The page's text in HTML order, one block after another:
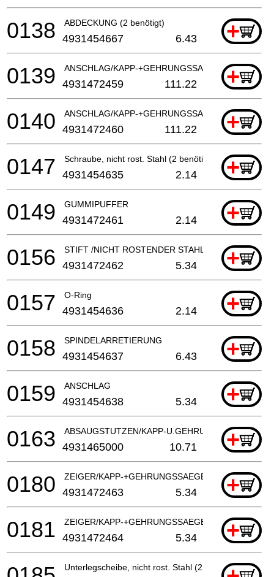
ABDECKUNG (2 benötigt) +
0138 4931454667 6.43
ANSCHLAG/KAPP-+GEHRUNGSSAEGE +
0139 4931472459 111.22
ANSCHLAG/KAPP-+GEHRUNGSSAEGE +
0140 4931472460 111.22
Schraube, nicht rost. Stahl (2 benötigt) +
0147 4931454635 2.14
GUMMIPUFFER +
0149 4931472461 2.14
STIFT /NICHT ROSTENDER STAHL +
0156 4931472462 5.34
O-Ring +
0157 4931454636 2.14
SPINDELARRETIERUNG +
0158 4931454637 6.43
ANSCHLAG +
0159 4931454638 5.34
ABSAUGSTUTZEN/KAPP-U.GEHRUNGSSAeGE
+
0163 4931465000 10.71
ZEIGER/KAPP-+GEHRUNGSSAEGE +
0180 4931472463 5.34
ZEIGER/KAPP-+GEHRUNGSSAEGE +
0181 4931472464 5.34
Unterlegscheibe, nicht rost. Stahl (2 benötigt)